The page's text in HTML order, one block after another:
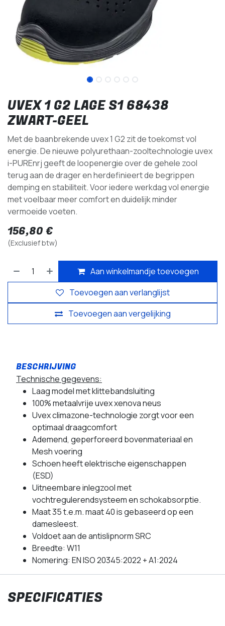
UVEX 1 G2 LAGE S1 68438
ZWART-GEEL
Met de baanbrekende uvex 1 G2 zit de toekomst vol
energie. De nieuwe polyurethaan-zooltechnologie uvex
i-PUREnrj geeft de loopenergie over de gehele zool
terug aan de drager en herdefinieert de begrippen
demping en stabiliteit. Voor iedere werkdag vol energie
met voelbaar meer comfort en duidelijk minder
vermoeide voeten.
156,80 €
(Exclusief btw)
Aan winkelmandje toevoegen
Toevoegen aan vergelijking
Toevoegen aan verlanglijst
Technische gegevens:
Laag model met klittebandsluiting
100% metaalvrije uvex xenova neus
Uvex climazone-technologie zorgt voor een
optimaal draagcomfort
Ademend, geperforeerd bovenmateriaal en
Mesh voering
Schoen heeft elektrische eigenschappen
(ESD)
Uitneembare inlegzool met
vochtregulerendsysteem en schokabsorptie.
Maat 35 t.e.m. maat 40 is gebaseerd op een
damesleest.
Voldoet aan de antislipnorm SRC
Breedte: W11
Nomering: EN ISO 20345:2022 + A1:2024
SPECIFICATIES